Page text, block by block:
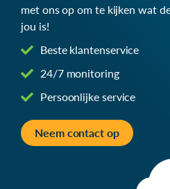
met ons op om te kijken wat
jou is!
Beste klantenservice
24/7 monitoring
Persoonlijke service
Neem contact op